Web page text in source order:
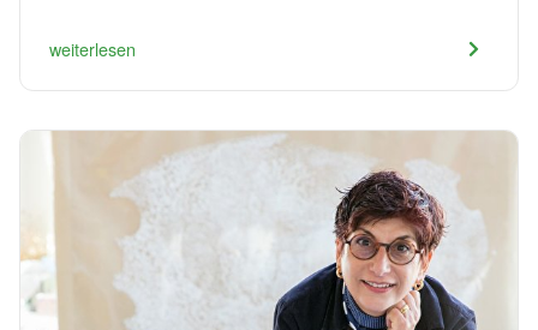
weiterlesen